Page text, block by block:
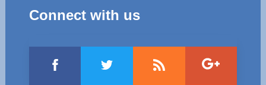
Connect with us